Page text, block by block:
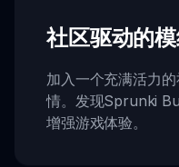
社区驱动的
加入一个充满活力
情。发现Sprunki
增强游戏体验。